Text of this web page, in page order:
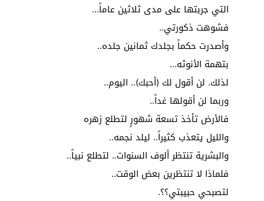
التي جربتها على مدى ثلاثين عاماً…
فشوهت ذكورتي..
وأصدرت حكماً بجلدك ثمانين جلده..
بتهمة الأنوثه…
لذلك. لن أقول لك (أحبك).. اليوم..
وربما لن أقولها غداً..
فالأرض تأخذ تسعة شهورٍ لتطلع زهره
والليل يتعذب كثيراً.. ليلد نجمه..
والبشرية تنتظر ألوف السنوات.. لتطلع نبياً..
فلماذا لا تنتظرين بعض الوقت..
لتصبحي حبيبتي؟؟.